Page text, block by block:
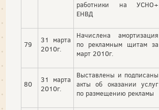
работники на УСНО+
ЕНВД
79
31 марта
2010г.
Начислена амортизация
по рекламным щитам за
март 2010г.
80
31 марта
2010г.
Выставлены и подписаны
акты об оказании услуг
по размещению рекламы